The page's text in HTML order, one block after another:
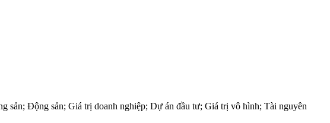
sản; Động sản; Giá trị doanh nghiệp; Dự án đầu tư; Giá trị vô hình; Tài nguyên